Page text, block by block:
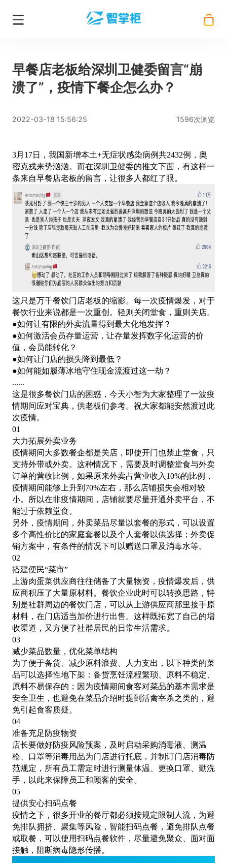
早餐店老板给深圳卫健委留言“崩
溃了”，疫情下餐企怎么办？
2022-03-18 15:56:25 1596次浏览
3月17日，我国新增本土+无症状感染病例共2432例，奥
密克戎来势汹汹。而在深圳卫健委的推文下面，有这样一
条来自早餐店老板的留言，让很多人都红了眼。
这只是万千餐饮门店老板的缩影。每一次疫情爆发，对于
餐饮行业来说都是一次重创。轻则关闭堂食，重则关店。
●如何让有限的外卖流量得到最大化地发挥？
●如何激活会员存量运营，让存量发挥数字化运营的价
值，会员能转化？
●如何让门店的损失降到最低？
●如何能如履薄冰地守住现金流渡过这一劫？
......
这是很多餐饮门店的困惑，今天小智为大家整理了一波疫
情期间应对宝典，供老板们参考。祝大家都能安然渡过此
次疫情。
01
大力拓展外卖业务
疫情期间大多数餐企都是关店，即使开门也禁止堂食，只
支持外带或外卖。这种情况下，需要及时调整堂食与外卖
订单的营收比例，如果原来外卖占营业收入 10%的比例，
疫情期间能够上升到70%左右，那么店铺损失会相对较
小。所以在非疫情期间，店铺就要尽量开通外卖平台，不
能过于依赖堂食。
另外，疫情期间，外卖菜品尽量以套餐的形式，可以设置
多个高性价比的家庭套餐以及个人套餐以供选择；外卖促
销方案中，有条件的情况下可以赠送口罩及消毒水等。
02
搭建便民“菜市”
上游肉蛋菜供应商往往储备了大量物资，疫情爆发后，供
应商积压了大量原材料。餐饮企业此时可以转换思路，特
别是社群周边的餐饮门店，可以从上游供应商那里接手原
材料，在门店适当加价进行出售。这样既拓宽了自己的增
收渠道，又方便了社群居民的日常生活需求。
03
减少菜品数量，优化菜单结构
为了便于备货、减少原料浪费、人力支出，以下种类的菜
品可以选择性地下架：备货烹饪流程繁琐、原料不稳定、
原料不易保存的；因为疫情期间食客对菜品的基本需求是
安全卫生，也避免在菜品介绍时提到活禽宰杀之类的，避
免引起食客质疑。
04
准备充足防疫物资
店长要做好防疫风险预案，及时启动采购消毒液、测温
枪、口罩等消毒用品为门店进行托底，并制订门店消毒防
范规定，所有员工需定时进行测量体温、更换口罩、勤洗
手，以此来保障员工和顾客的安全。
05
提供安心扫码点餐
疫情之下，很多开业的餐厅都必须按规定限制人流，为避
免排队拥挤、聚集等风险，智能扫码点餐，避免排队点餐
或取餐，可以使用扫码点餐软件，尽量避免聚众、面对面
接触，阻断病毒隐形传播。